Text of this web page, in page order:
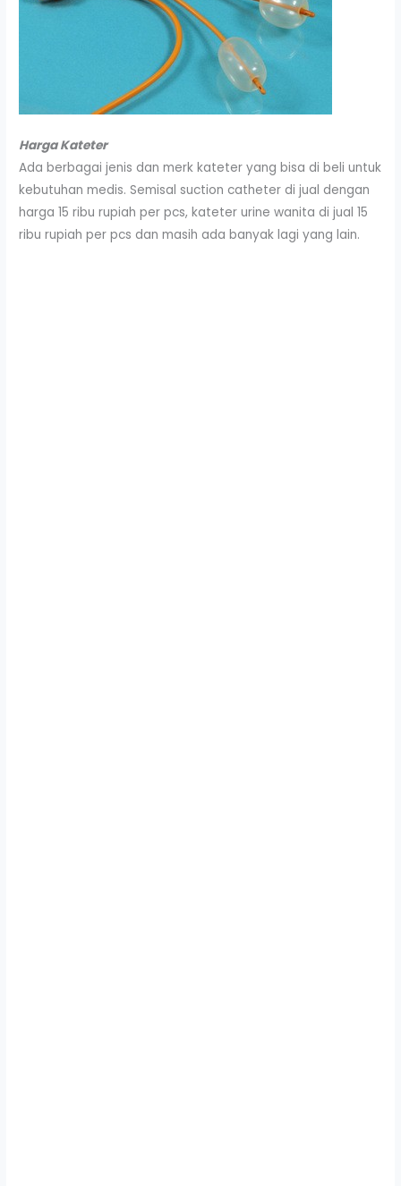
Harga Kateter
Ada berbagai jenis dan merk kateter yang bisa di beli untuk
kebutuhan medis. Semisal suction catheter di jual dengan
harga 15 ribu rupiah per pcs, kateter urine wanita di jual 15
ribu rupiah per pcs dan masih ada banyak lagi yang lain.